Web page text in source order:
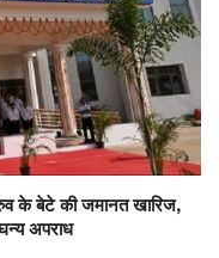
के बेटे की जमानत खारिज,
अपराध